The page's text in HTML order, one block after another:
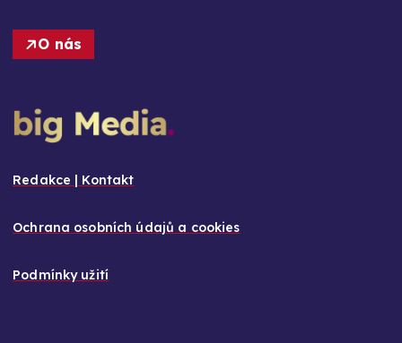
O nás
Redakce | Kontakt
Ochrana osobních údajů a cookies
Podmínky užití